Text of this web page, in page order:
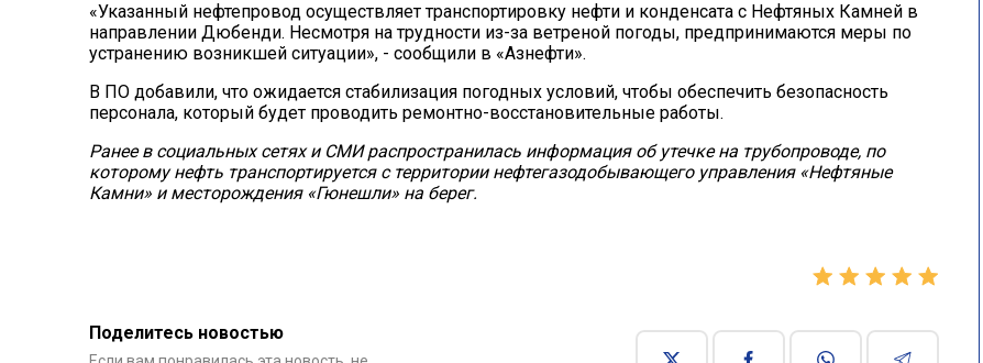
«Указанный нефтепровод осуществляет транспортировку нефти и конденсата с Нефтяных Камней в
направлении Дюбенди. Несмотря на трудности из-за ветреной погоды, предпринимаются меры по
устранению возникшей ситуации», - сообщили в «Азнефти».
В ПО добавили, что ожидается стабилизация погодных условий, чтобы обеспечить безопасность
персонала, который будет проводить ремонтно-восстановительные работы.
Ранее в социальных сетях и СМИ распространилась информация об утечке на трубопроводе, по
которому нефть транспортируется с территории нефтегазодобывающего управления «Нефтяные
Камни» и месторождения «Гюнешли» на берег.
Поделитесь новостью